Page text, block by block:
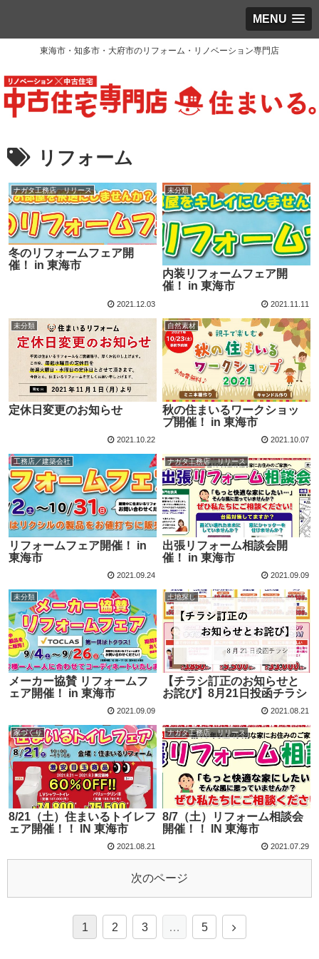
MENU
東海市・知多市・大府市のリフォーム・リノベーション専門店
リフォーム
ナガタ工務店 リリース
冬のリフォームフェア開
催！ in 東海市
2021.12.03
未分類
内装リフォームフェア開
催！ in 東海市
2021.11.11
未分類
定休日変更のお知らせ
2021.10.22
自然素材
秋の住まいるワークショッ
プ開催！ in 東海市
2021.10.07
工務店／建築会社
リフォームフェア開催！ in
東海市
2021.09.24
ナガタ工務店 リリース
出張リフォーム相談会開
催！ in 東海市
2021.09.09
未分類
メーカー協賛 リフォームフ
ェア開催！ in 東海市
2021.09.09
土地探し
【チラシ訂正のお知らせと
お詫び】8月21日投函チラシ
2021.08.21
家づくり
8/21（土）住まいるトイレフ
ェア開催！！ IN 東海市
2021.08.21
ナガタ工務店 リリース
8/7（土）リフォーム相談会
開催！！ IN 東海市
2021.07.29
次のページ
1 2 3 … 5